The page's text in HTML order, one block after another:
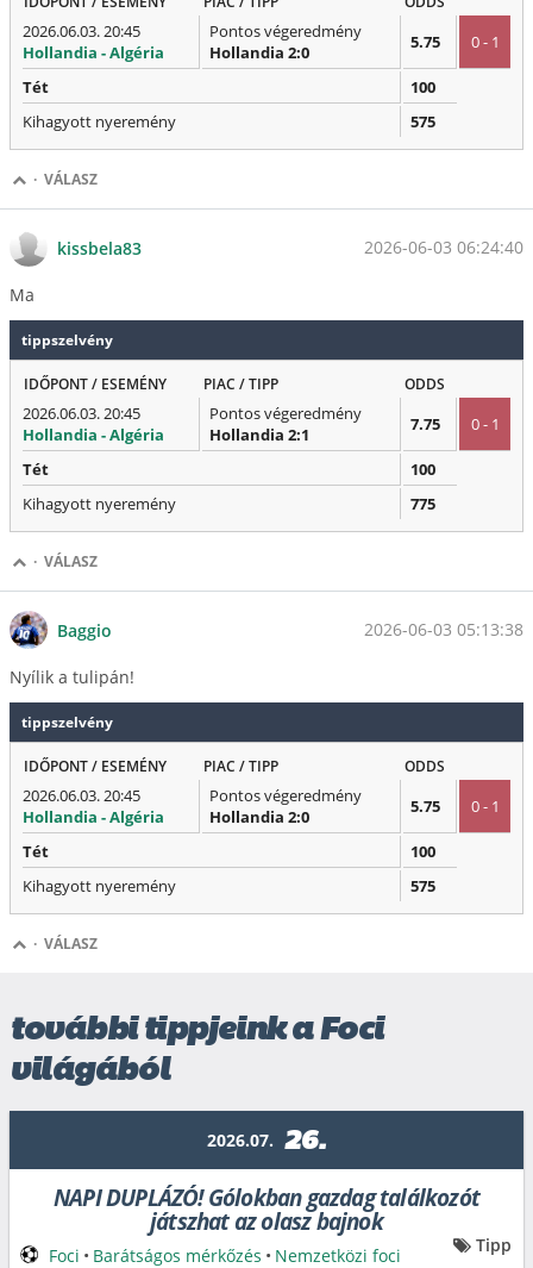
2026.06.03. 20:45
Hollandia - Algéria
Pontos végeredmény
Hollandia 2:0
5.75 0 - 1
Tét
100
Kihagyott nyeremény
575
· VÁLASZ
kissbela83 2026-06-03 06:24:40
Ma
tippszelvény
IDŐPONT / ESEMÉNY PIAC / TIPP ODDS
2026.06.03. 20:45
Hollandia - Algéria
Pontos végeredmény
Hollandia 2:1
7.75 0 - 1
Tét
100
Kihagyott nyeremény
775
· VÁLASZ
Baggio 2026-06-03 05:13:38
Nyílik a tulipán!
tippszelvény
IDŐPONT / ESEMÉNY PIAC / TIPP ODDS
2026.06.03. 20:45
Hollandia - Algéria
Pontos végeredmény
Hollandia 2:0
5.75 0 - 1
Tét
100
Kihagyott nyeremény
575
· VÁLASZ
további tippjeink a Foci
világából
2026.07. 26.
NAPI DUPLÁZÓ! Gólokban gazdag találkozót
játszhat az olasz bajnok
Foci • Barátságos mérkőzés • Nemzetközi foci Tipp